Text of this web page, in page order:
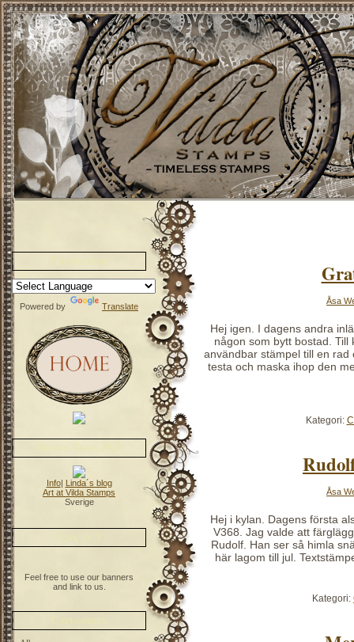
Powered by Translate
Design Team 2021
Info|
Linda´s blog
Art at Vilda Stamps
Sverige
Feel free to use our banners
and link to us.
Åsa
Hej igen. I dagens andra
någon som bytt bostad. Till
användbar stämpel till en rad
testa och maska ihop den
Kategori:
Åsa
Hej i kylan. Dagens första
V368. Jag valde att
Rudolf. Han ser så himla
här lagom till jul.
Kategori: